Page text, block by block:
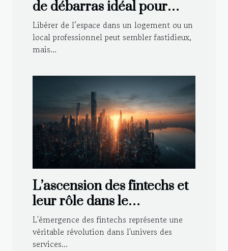
de débarras idéal pour
votre espace ?
Libérer de l’espace dans un logement ou un
local professionnel peut sembler fastidieux,
mais...
L’ascension des fintechs et
leur rôle dans le
remodelage du paysage
bancaire moderne
L'émergence des fintechs représente une
véritable révolution dans l'univers des
services...